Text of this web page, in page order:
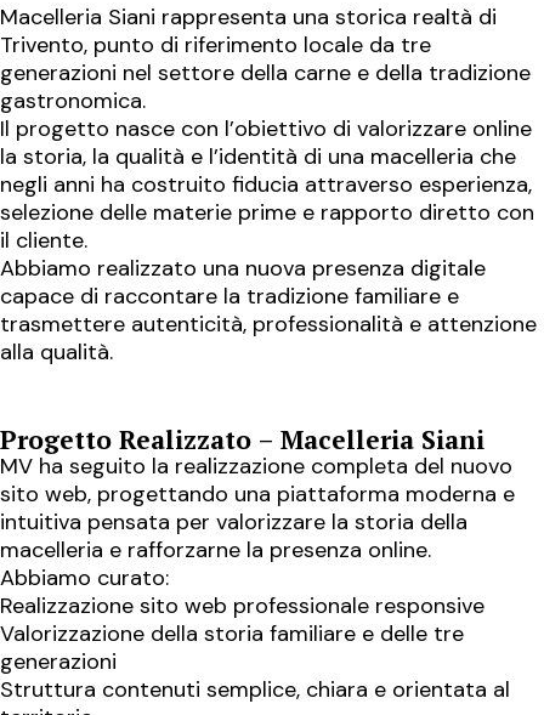
Macelleria Siani rappresenta una storica realtà di
Trivento, punto di riferimento locale da tre
generazioni nel settore della carne e della tradizione
gastronomica.
Il progetto nasce con l’obiettivo di valorizzare online
la storia, la qualità e l’identità di una macelleria che
negli anni ha costruito fiducia attraverso esperienza,
selezione delle materie prime e rapporto diretto con
il cliente.
Abbiamo realizzato una nuova presenza digitale
capace di raccontare la tradizione familiare e
trasmettere autenticità, professionalità e attenzione
alla qualità.
Progetto Realizzato – Macelleria Siani
MV ha seguito la realizzazione completa del nuovo
sito web, progettando una piattaforma moderna e
intuitiva pensata per valorizzare la storia della
macelleria e rafforzarne la presenza online.
Abbiamo curato:
Realizzazione sito web professionale responsive
Valorizzazione della storia familiare e delle tre
generazioni
Struttura contenuti semplice, chiara e orientata al